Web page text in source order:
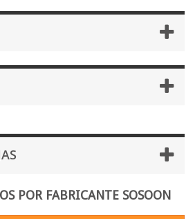
POR FABRICANTE SOSOON